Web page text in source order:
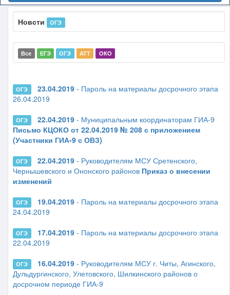
Новсти ОГЭ
Все ЕГЭ ОГЭ АТТ ОКО
ОГЭ 23.04.2019- Пароль на материалы досрочного этапа
26.04.2019
ОГЭ 22.04.2019- Муниципальным координаторам ГИА-9
Письмо КЦОКО от 22.04.2019 № 208 с приложением
(Участники ГИА-9 с ОВЗ)
ОГЭ 22.04.2019- Руководителям МСУ Сретенского,
Чернышевского и Ононского районов Приказ о внесении
изменений
ОГЭ 19.04.2019- Пароль на материалы досрочного этапа
24.04.2019
ОГЭ 17.04.2019- Пароль на материалы досрочного этапа
22.04.2019
ОГЭ 16.04.2019- Руководителям МСУ г. Читы, Агинского,
Дульдургинского, Улетовского, Шилкинского районов о
досрочном периоде ГИА-9